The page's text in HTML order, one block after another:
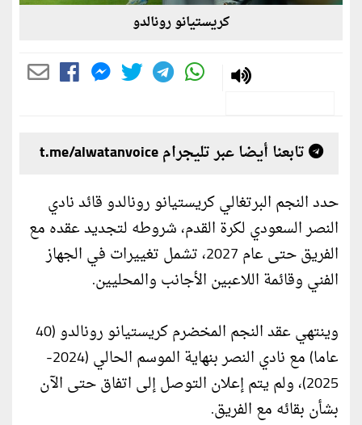
كريستيانو رونالدو
تابعنا أيضا عبر تليجرام t.me/alwatanvoice
حدد النجم البرتغالي كريستيانو رونالدو قائد نادي
النصر السعودي لكرة القدم، شروطه لتجديد عقده مع
الفريق حتى عام 2027، تشمل تغييرات في الجهاز
الفني وقائمة اللاعبين الأجانب والمحليين.
وينتهي عقد النجم المخضرم كريستيانو رونالدو (40
عاما) مع نادي النصر بنهاية الموسم الحالي (2024-
2025)، ولم يتم إعلان التوصل إلى اتفاق حتى الآن
بشأن بقائه مع الفريق.